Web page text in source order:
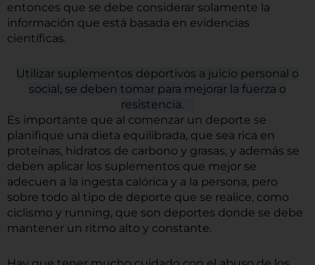
entonces que se debe considerar solamente la
información que está basada en evidencias
científicas.
Utilizar suplementos deportivos a juicio personal o
social, se deben tomar para mejorar la fuerza o
resistencia.
Es importante que al comenzar un deporte se
planifique una dieta equilibrada, que sea rica en
proteínas, hidratos de carbono y grasas, y además se
deben aplicar los suplementos que mejor se
adecuen a la ingesta calórica y a la persona, pero
sobre todo al tipo de deporte que se realice, como
ciclismo y running, que son deportes donde se debe
mantener un ritmo alto y constante.